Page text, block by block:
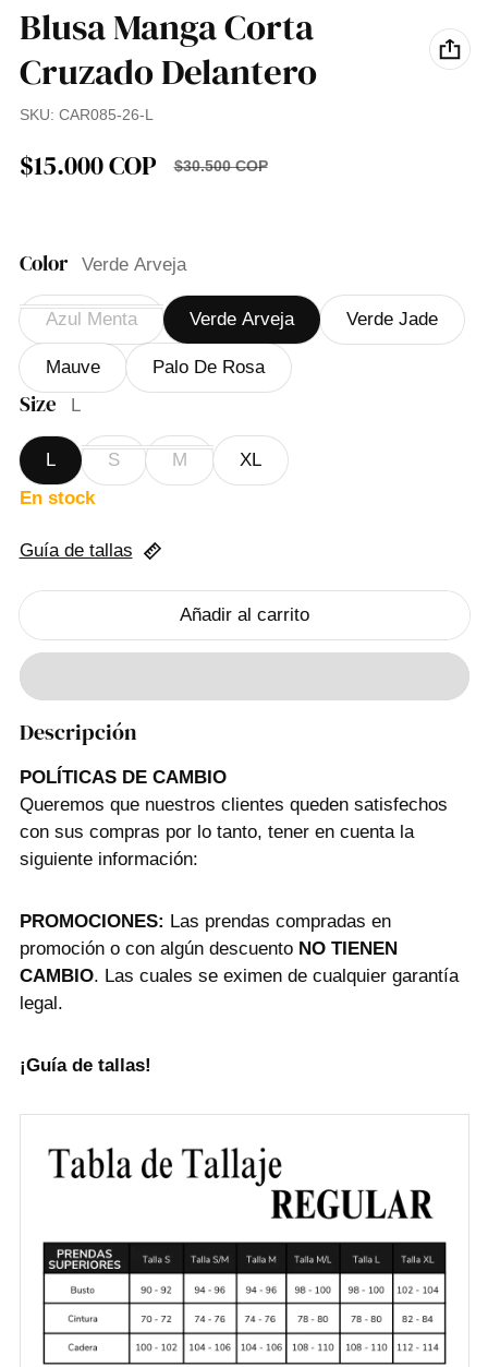
Blusa Manga Corta
Cruzado Delantero
SKU: CAR085-26-L
Precio de venta
$15.000 COP
Precio normal
$30.500 COP
Color Verde Arveja
Azul Menta Verde Arveja Verde Jade
Mauve Palo De Rosa
Size L
L S M
XL
En stock
Guía de tallas
Añadir al carrito
Descripción
POLÍTICAS DE CAMBIO
Queremos que nuestros clientes queden satisfechos
con sus compras por lo tanto, tener en cuenta la
siguiente información:
PROMOCIONES: Las prendas compradas en
promoción o con algún descuento NO TIENEN
CAMBIO. Las cuales se eximen de cualquier garantía
legal.
¡Guía de tallas!